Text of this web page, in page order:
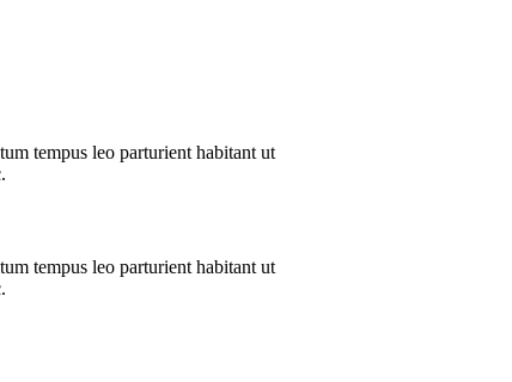
tempus leo parturient habitant ut
tempus leo parturient habitant ut